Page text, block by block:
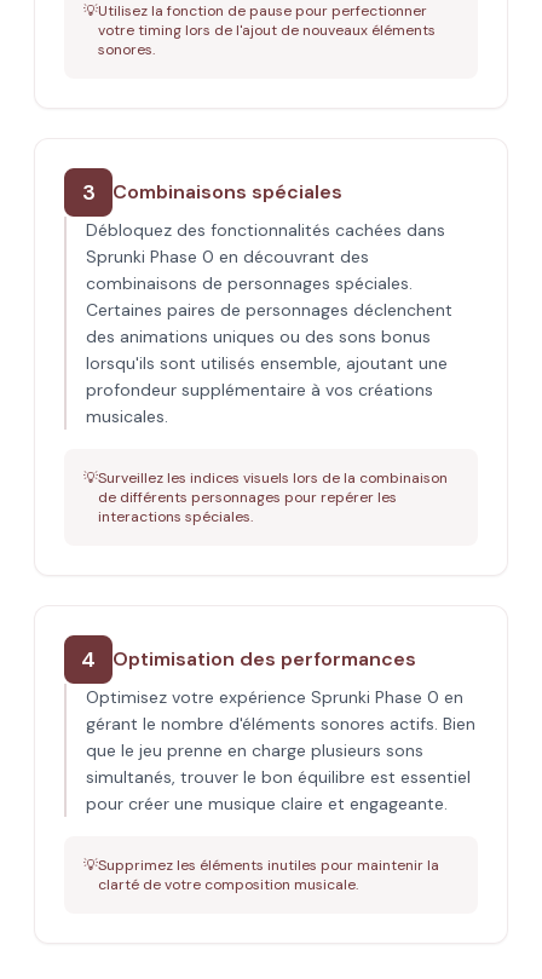
💡Utilisez la fonction de pause pour perfectionner
votre timing lors de l'ajout de nouveaux éléments
sonores.
3 Combinaisons spéciales
Débloquez des fonctionnalités cachées dans
Sprunki Phase 0 en découvrant des
combinaisons de personnages spéciales.
Certaines paires de personnages déclenchent
des animations uniques ou des sons bonus
lorsqu'ils sont utilisés ensemble, ajoutant une
profondeur supplémentaire à vos créations
musicales.
💡Surveillez les indices visuels lors de la combinaison
de différents personnages pour repérer les
interactions spéciales.
4 Optimisation des performances
Optimisez votre expérience Sprunki Phase 0 en
gérant le nombre d'éléments sonores actifs. Bien
que le jeu prenne en charge plusieurs sons
simultanés, trouver le bon équilibre est essentiel
pour créer une musique claire et engageante.
💡Supprimez les éléments inutiles pour maintenir la
clarté de votre composition musicale.